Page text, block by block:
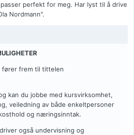
perfekt for meg. Har lyst til å drive
Nordmann".
fører frem til tittelen
kan du jobbe med kursvirksomhet,
veiledning av både enkeltpersoner
og næringsinntak.
også undervisning og